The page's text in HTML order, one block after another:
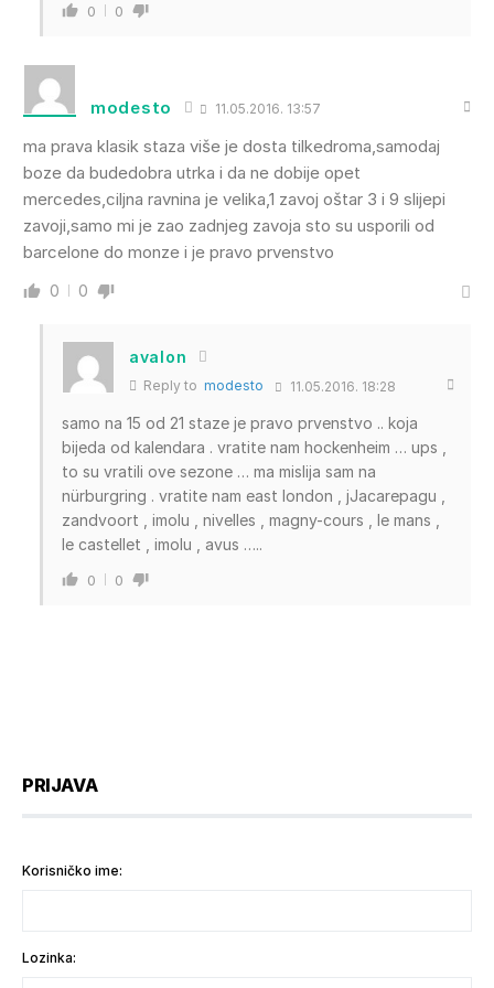
0 0
modesto 11.05.2016. 13:57
ma prava klasik staza više je dosta tilkedroma,samodaj
boze da budedobra utrka i da ne dobije opet
mercedes,ciljna ravnina je velika,1 zavoj oštar 3 i 9 slijepi
zavoji,samo mi je zao zadnjeg zavoja sto su usporili od
barcelone do monze i je pravo prvenstvo
0 0
avalon
Reply to modesto 11.05.2016. 18:28
samo na 15 od 21 staze je pravo prvenstvo .. koja
bijeda od kalendara . vratite nam hockenheim … ups ,
to su vratili ove sezone … ma mislija sam na
nürburgring . vratite nam east london , jJacarepagu ,
zandvoort , imolu , nivelles , magny-cours , le mans ,
le castellet , imolu , avus …..
0 0
PRIJAVA
Korisničko ime:
Lozinka: